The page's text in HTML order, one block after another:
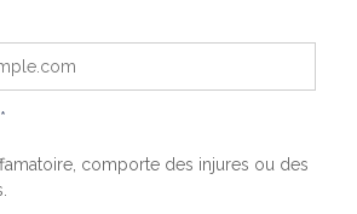
comporte des injures ou des